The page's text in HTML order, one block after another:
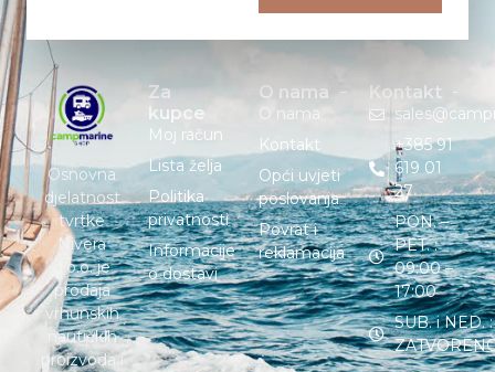
Osnovna
djelatnost
tvrtke
Nivera
d.o.o. je
prodaja
vrhunskih
nautičkih
proizvoda i
Za
kupce
Moj račun
Lista želja
Politika
privatnosti
Informacije
o dostavi
O nama
O nama
Kontakt
Opći uvjeti
poslovanja
Povrat i
reklamacija
Kontakt
+385 91
619 01
27
PON. –
PET. :
09:00 –
17:00
SUB. i NED. :